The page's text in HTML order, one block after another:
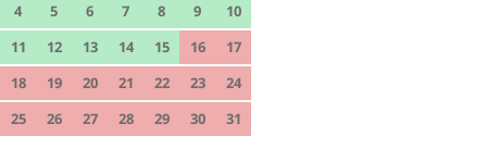
4
5 6 7 8 9
10
11
12 13 14 15 16
17
18
19 20 21 22 23
24
25
26 27 28 29 30 31